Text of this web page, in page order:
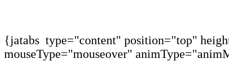
{jatabs type="content" position="top"
mouseType="mouseover"